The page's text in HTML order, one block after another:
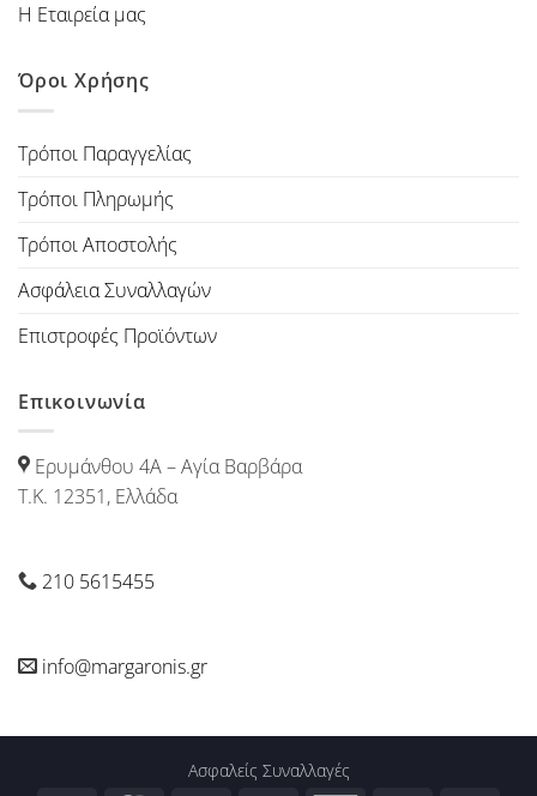
Η Εταιρεία μας
Όροι Χρήσης
Τρόποι Παραγγελίας
Τρόποι Πληρωμής
Τρόποι Αποστολής
Ασφάλεια Συναλλαγών
Επιστροφές Προϊόντων
Επικοινωνία
Ερυμάνθου 4Α – Αγία Βαρβάρα
Τ.Κ. 12351, Ελλάδα
210 5615455
info@margaronis.gr
Ασφαλείς Συναλλαγές